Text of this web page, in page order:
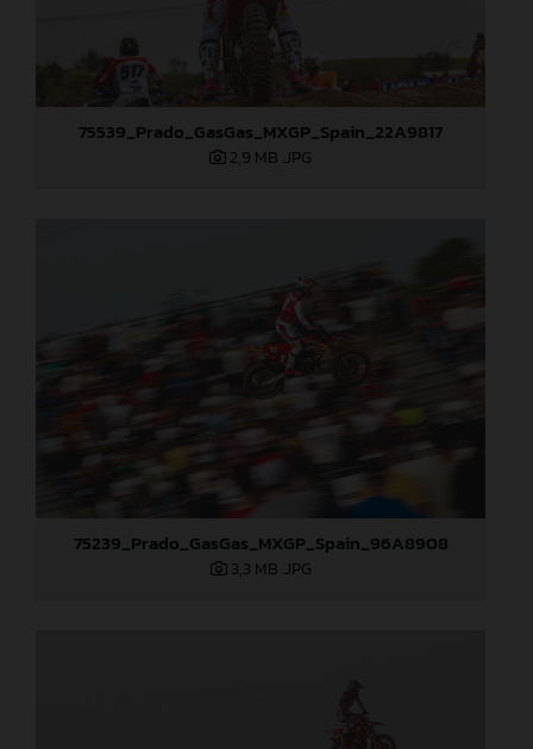
75539_Prado_GasGas_MXGP_Spain_22A9817
2,9 MB .JPG
75239_Prado_GasGas_MXGP_Spain_96A8908
3,3 MB .JPG